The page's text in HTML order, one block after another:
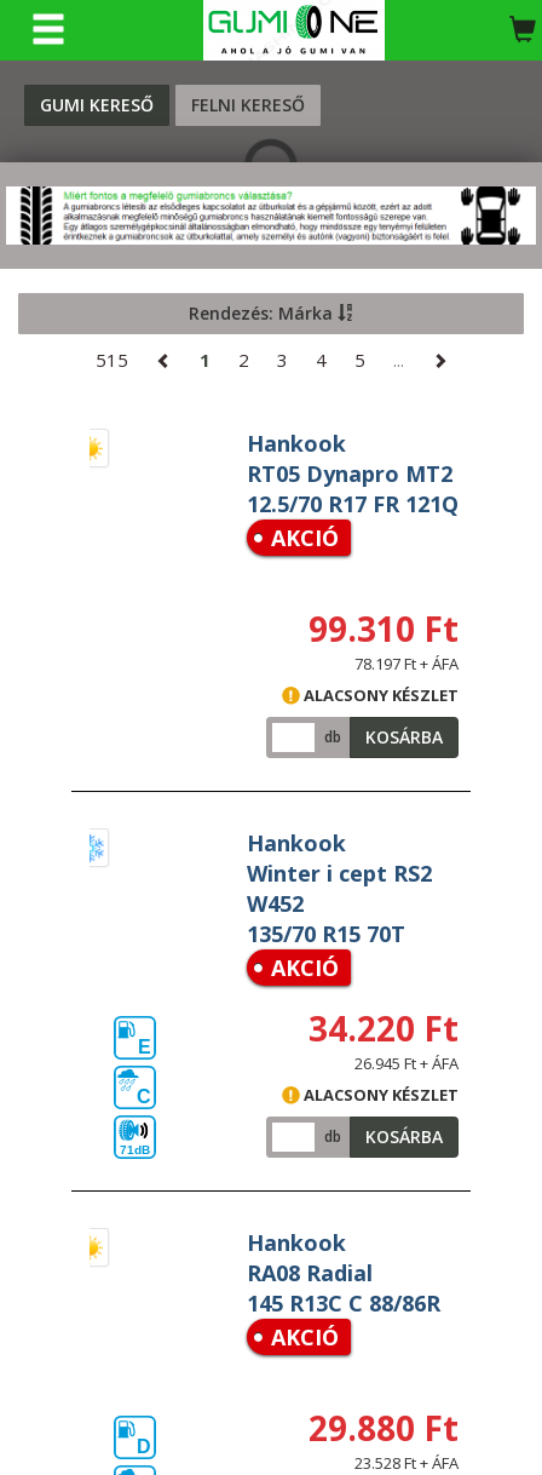
GUMI KERESŐ FELNI KERESŐ
KERESÉS
Rendezés: Márka
515 1 2 3 4 5 ...
Hankook
RT05 Dynapro MT2
12.5/70 R17 FR 121Q
AKCIÓ
99.310 Ft
78.197 Ft + ÁFA
ALACSONY KÉSZLET
db KOSÁRBA
Hankook
Winter i cept RS2
W452
135/70 R15 70T
AKCIÓ
E
C
71dB
34.220 Ft
26.945 Ft + ÁFA
ALACSONY KÉSZLET
db KOSÁRBA
Hankook
RA08 Radial
145 R13C C 88/86R
AKCIÓ
D 29.880 Ft
23.528 Ft + ÁFA